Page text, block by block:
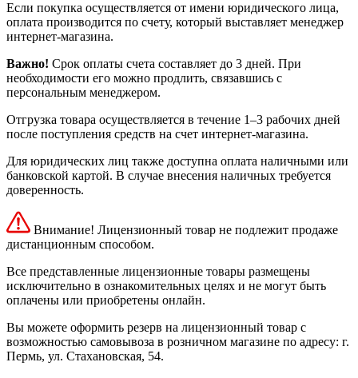
Если покупка осуществляется от имени юридического лица,
оплата производится по счету, который выставляет менеджер
интернет-магазина.
Важно! Срок оплаты счета составляет до 3 дней. При
необходимости его можно продлить, связавшись с
персональным менеджером.
Отгрузка товара осуществляется в течение 1–3 рабочих дней
после поступления средств на счет интернет-магазина.
Для юридических лиц также доступна оплата наличными или
банковской картой. В случае внесения наличных требуется
доверенность.
Внимание! Лицензионный товар не подлежит продаже
дистанционным способом.
Все представленные лицензионные товары размещены
исключительно в ознакомительных целях и не могут быть
оплачены или приобретены онлайн.
Вы можете оформить резерв на лицензионный товар с
возможностью самовывоза в розничном магазине по адресу: г.
Пермь, ул. Стахановская, 54.